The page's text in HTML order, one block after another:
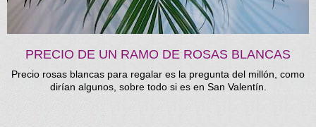
PRECIO DE UN RAMO DE ROSAS BLANCAS
Precio rosas blancas para regalar es la pregunta del millón, como
dirían algunos, sobre todo si es en San Valentín.